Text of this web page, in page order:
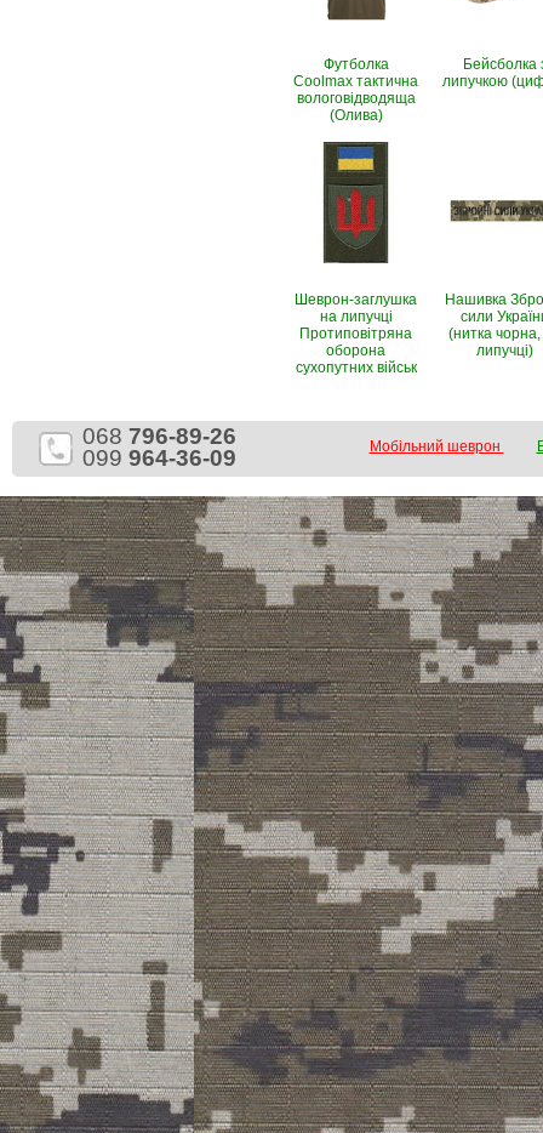
Футболка
Coolmax тактична
вологовiдводяща
(Олива)
Бейсболка
липучкою
Шеврон-заглушка
на липучці
Протиповітряна
оборона
сухопутних військ
Нашивка
сили
(нитка
липучці)
068 796-89-26
099 964-36-09 Мобільний шеврон